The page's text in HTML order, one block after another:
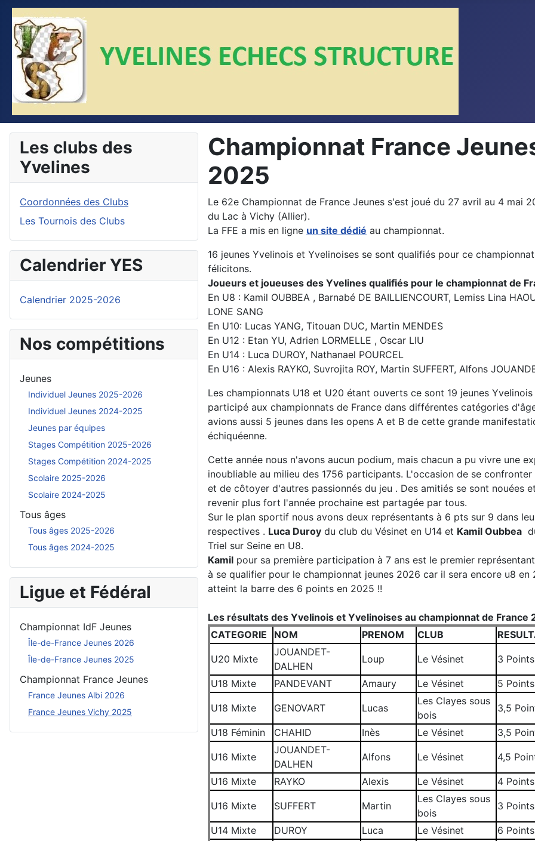
Les clubs des
Yvelines
Coordonnées des Clubs
Les Tournois des Clubs
Calendrier YES
Calendrier 2025-2026
Nos compétitions
Jeunes
Individuel Jeunes 2025-2026
Individuel Jeunes 2024-2025
Jeunes par équipes
Stages Compétition 2025-2026
Stages Compétition 2024-2025
Scolaire 2025-2026
Scolaire 2024-2025
Tous âges
Tous âges 2025-2026
Tous âges 2024-2025
Ligue et Fédéral
Championnat IdF Jeunes
Île-de-France Jeunes 2026
Île-de-France Jeunes 2025
Championnat France Jeunes
France Jeunes Albi 2026
France Jeunes Vichy 2025
Championnat France
2025
Le 62e Championnat de France Jeunes s'est joué du 27 avril au 4 mai
du Lac à Vichy (Allier).
La FFE a mis en ligne un site dédié au championnat.
16 jeunes Yvelinois et Yvelinoises se sont qualifiés pour ce
félicitons.
Joueurs et joueuses des Yvelines qualifiés pour le championnat de
En U8 : Kamil OUBBEA , Barnabé DE BAILLIENCOURT, Lemiss Lina
LONE SANG
En U10: Lucas YANG, Titouan DUC, Martin MENDES
En U12 : Etan YU, Adrien LORMELLE , Oscar LIU
En U14 : Luca DUROY, Nathanael POURCEL
En U16 : Alexis RAYKO, Suvrojita ROY, Martin SUFFERT, Alfons
Les championnats U18 et U20 étant ouverts ce sont 19 jeunes
participé aux championnats de France dans différentes catégories
avions aussi 5 jeunes dans les opens A et B de cette grande
échiquéenne.
Cette année nous n'avons aucun podium, mais chacun a pu vivre une
inoubliable au milieu des 1756 participants. L'occasion de se confronter
et de côtoyer d'autres passionnés du jeu . Des amitiés se sont nouées
revenir plus fort l'année prochaine est partagée par tous.
Sur le plan sportif nous avons deux représentants à 6 pts sur 9 dans
respectives . Luca Duroy du club du Vésinet en U14 et Kamil Oubbea
Triel sur Seine en U8.
Kamil pour sa première participation à 7 ans est le premier
à se qualifier pour le championnat jeunes 2026 car il sera encore u8 en
atteint la barre des 6 points en 2025 !!
Les résultats des Yvelinois et Yvelinoises au championnat de France
CATEGORIE
NOM PRENOM CLUB
U20 Mixte
JOUANDET-
DALHEN
Loup Le Vésinet 3 Points
U18 Mixte PANDEVANT Amaury Le Vésinet 5 Points
U18 Mixte GENOVART Lucas
Les Clayes sous
bois
3,5
U18 Féminin CHAHID Inès Le Vésinet 3,5
U16 Mixte
JOUANDET-
DALHEN
Alfons Le Vésinet 4,5
U16 Mixte RAYKO Alexis Le Vésinet 4 Points
U16 Mixte SUFFERT Martin
Les Clayes sous
bois
3 Points
U14 Mixte DUROY Luca Le Vésinet
6 Points